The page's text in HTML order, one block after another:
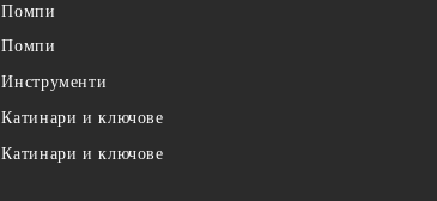
Помпи
Помпи
Инструменти
Катинари и ключове
Катинари и ключове